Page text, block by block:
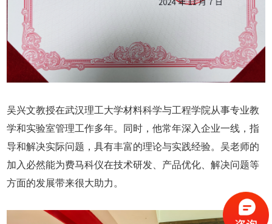
吴兴文教授在武汉理工大学材料科学与工程学院从事专业教
学和实验室管理工作多年。同时，他常年深入企业一线，指
导和解决实际问题，具有丰富的理论与实践经验。吴老师的
加入必然能为费马科仪在技术研发、产品优化、解决问题等
方面的发展带来很大助力。